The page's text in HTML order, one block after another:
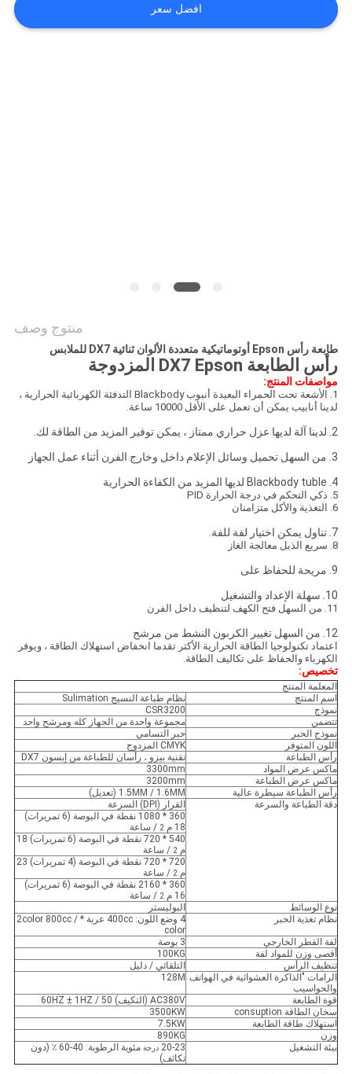
أخبار
افضل سعر
منتوج وصف
طابعة رأس Epson أوتوماتيكية متعددة الألوان ثنائية DX7 للملابس
رأس الطابعة DX7 Epson المزدوجة
مواصفات المنتج:
1. الأشعة تحت الحمراء البعيدة أنبوب Blackbody التدفئة الكهربائية الحرارية ،
لدينا أنابيب يمكن أن تعمل على الأقل 10000 ساعة.
2. لدينا آلة لديها عزل حراري ممتاز ، يمكن توفير المزيد من الطاقة لك.
3. من السهل تحميل وسائل الإعلام داخل وخارج الفرن أثناء عمل الجهاز
4. Blackbody tuble لديها المزيد من الكفاءة الحرارية
5. ذكي التحكم في درجة الحرارة PID
6. التغذية والأكل متزامنان
7. تناول يمكن اختيار لفة للفة.
8. سريع الذيل معالجة الغاز
9. مريحة للحفاظ على
10. سهلة الإعداد والتشغيل
11. من السهل فتح الكهف لتنظيف داخل الفرن
12. من السهل تغيير الكربون النشط من مرشح
اعتماد تكنولوجيا الطاقة الحرارية الأكثر تقدما انخفاض استهلاك الطاقة ، ويوفر
الكهرباء والحفاظ على تكاليف الطاقة.
تخصيص:
المعلمة المنتج
اسم المنتج
نظام طباعة النسيج Sulimation
نموذج
CSR3200
تتضمن
مجموعة واحدة من الجهاز كله ومرشح واحد
نموذج الحبر
حبر التسامي
اللون المتوفر
CMYK المزدوج
رأس الطباعة
تقنية بيزو ، رأسان للطباعة من إبسون DX7
ماكس عرض المواد
3300mm
ماكس عرض الطباعة
3200mm
رأس الطباعة سيطرة عالية
1.5MM / 1.6MM (تعديل)
دقة الطباعة والسرعة
القرار (DPI) السرعة
360 * 1080 نقطة في البوصة (6 تمريرات)
18 م
2 / ساعة
540 * 720 نقطة في البوصة (6 تمريرات) 18
م 2 / ساعة
720 * 720 نقطة في البوصة (4 تمريرات) 23
م 2 / ساعة
360 * 2160 نقطة في البوصة (6 تمريرات)
16 م
2 / ساعة
نوع الوسائط
البوليستر
نظام تغذية الحبر
4 وضع اللون: 400cc عربة * 2color 800cc /
color
لفة القطر الخارجي
3 بوصة
أقصى وزن للمواد لفة
100KG
تنظيف الرأس
التلقائي / دليل
الرامات "الذاكرة العشوائية في الهواتف
والحواسيب
128M
قوة الطابعة
AC380V (التكيف) 50 / 60HZ ± 1HZ
سخان الطاقة consuption
3500KW
استهلاك طاقة الطابعة
7.5KW
وزن
890KG
بيئة التشغيل
20-23 درجة
مئوية الرطوبة: 40-60 ٪ (دون
تكاثف)